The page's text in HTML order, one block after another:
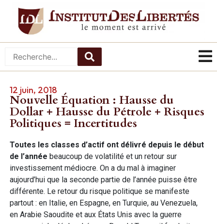
12 juin, 2018
Nouvelle Équation : Hausse du
Dollar + Hausse du Pétrole + Risques
Politiques = Incertitudes
Toutes les classes d’actif ont délivré depuis le début
de l’année beaucoup de volatilité et un retour sur
investissement médiocre. On a du mal à imaginer
aujourd’hui que la seconde partie de l’année puisse être
différente. Le retour du risque politique se manifeste
partout : en Italie, en Espagne, en Turquie, au Venezuela,
en Arabie Saoudite et aux États Unis avec la guerre